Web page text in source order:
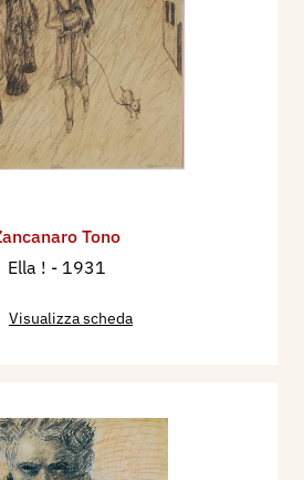
Tono
Ella ! - 1931
Visualizza scheda